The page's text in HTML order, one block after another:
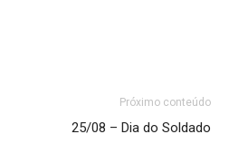
Próximo conteúdo
25/08 – Dia do Soldado